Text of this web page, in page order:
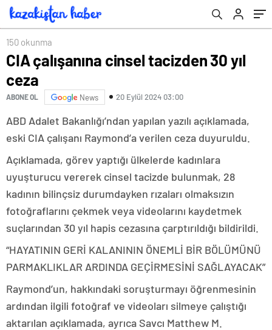
150 okunma
CIA çalışanına cinsel tacizden 30 yıl
ceza
ABONE OL News 20 Eylül 2024 03:00
ABD Adalet Bakanlığı’ndan yapılan yazılı açıklamada,
eski CIA çalışanı Raymond’a verilen ceza duyuruldu.
Açıklamada, görev yaptığı ülkelerde kadınlara
uyuşturucu vererek cinsel tacizde bulunmak, 28
kadının bilinçsiz durumdayken rızaları olmaksızın
fotoğraflarını çekmek veya videolarını kaydetmek
suçlarından 30 yıl hapis cezasına çarptırıldığı bildirildi.
“HAYATININ GERİ KALANININ ÖNEMLİ BİR BÖLÜMÜNÜ
PARMAKLIKLAR ARDINDA GEÇİRMESİNİ SAĞLAYACAK”
Raymond’un, hakkındaki soruşturmayı öğrenmesinin
ardından ilgili fotoğraf ve videoları silmeye çalıştığı
aktarılan açıklamada, ayrıca Savcı Matthew M.